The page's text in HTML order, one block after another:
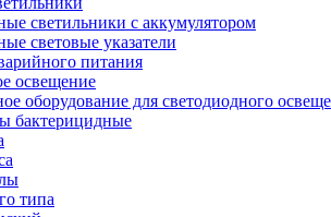
светильники с аккумулятором
световые указатели
питания
освещение
оборудование для светодиодного
бактерицидные
типа